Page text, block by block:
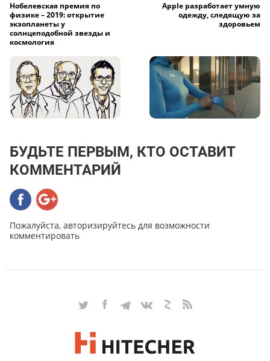
Нобелевская премия по
физике – 2019: открытие
экзопланеты у
солнцеподобной звезды и
космология
Apple разработает умную
одежду, следящую за
здоровьем
БУДЬТЕ ПЕРВЫМ, КТО ОСТАВИТ
КОММЕНТАРИЙ
Пожалуйста, авторизируйтесь для возможности
комментировать